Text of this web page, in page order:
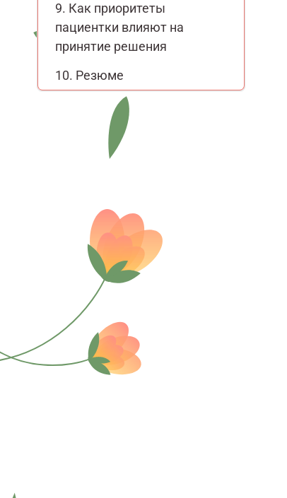
Как приоритеты
пациентки влияют на
принятие решения
Резюме